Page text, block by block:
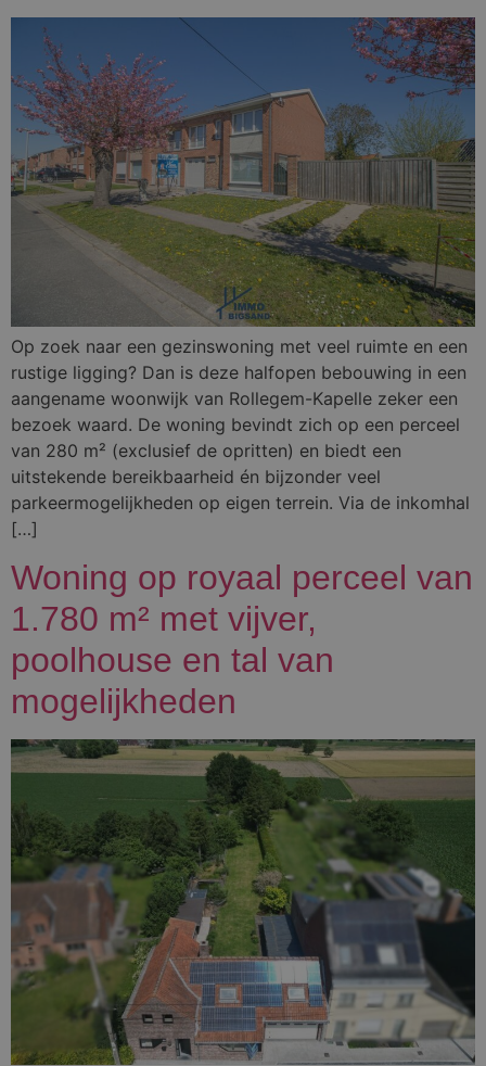
Op zoek naar een gezinswoning met veel ruimte en een
rustige ligging? Dan is deze halfopen bebouwing in een
aangename woonwijk van Rollegem-Kapelle zeker een
bezoek waard. De woning bevindt zich op een perceel
van 280 m² (exclusief de opritten) en biedt een
uitstekende bereikbaarheid én bijzonder veel
parkeermogelijkheden op eigen terrein. Via de inkomhal
[…]
Woning op royaal perceel van
1.780 m² met vijver,
poolhouse en tal van
mogelijkheden